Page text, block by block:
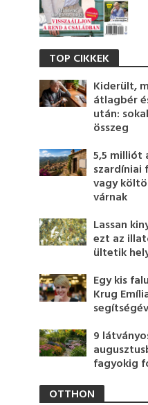
TOP CIKKEK
Kiderült,
átlagbér
után:
összeg
5,5 milliót
szardíniai
vagy
várnak
Lassan
ezt az
ültetik
Egy kis
Krug
9
fagyokig
OTTHON